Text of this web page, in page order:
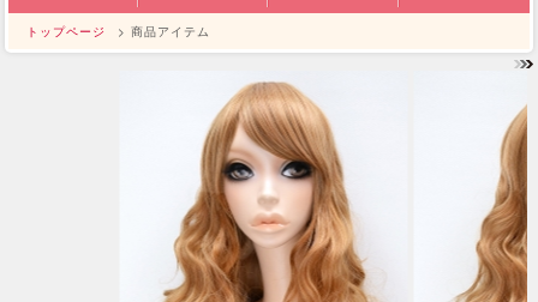
トップページ > 商品アイテム